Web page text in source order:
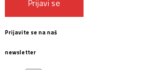
Prijavi se
Prijavite se na naš
newsletter